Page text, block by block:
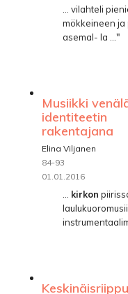
... vilahteli
mökkeineen ja
asemal- la ..."
Musiikki
identiteetin
rakentajana
Elina Viljanen
84-93
01.01.2016
kirkon